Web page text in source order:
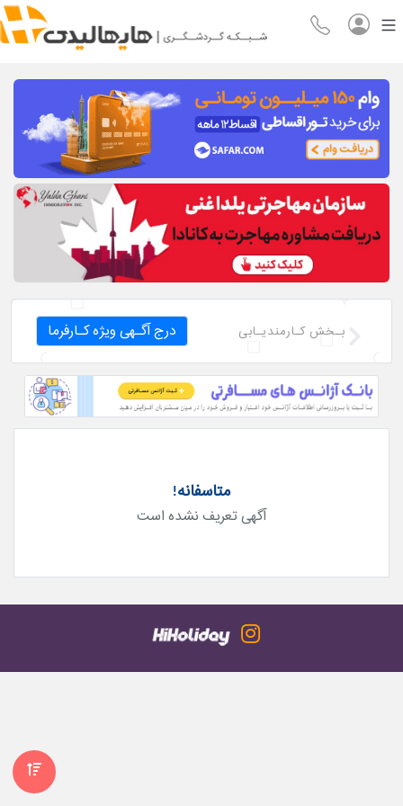
بـخش کـارمندیـابی درج آگـهی ویژه کـارفرما
متاسفانه!
آگهی تعریف نشده است